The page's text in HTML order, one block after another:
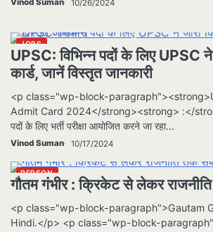
Vinod Suman 10/26/2024
JOBS
UPSC: विभिन्न पदों के लिए UPSC
कार्ड, जानें विस्तृत जानकारी
<p class="wp-block-
Admit Card 2024</strong><strong> :</
पदों के लिए भर्ती परीक्षा आयोजित करने जा रहा…
Vinod Suman 10/17/2024
PERSON
गौतम गंभीर : क्रिकेट से लेकर
<p class="wp-block-paragraph">Gautam
Hindi.</p> <p class="wp-block-